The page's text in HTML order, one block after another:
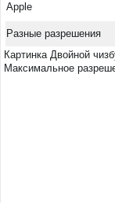
Apple
Разные разрешения
Картинка Двойной
Максимальное